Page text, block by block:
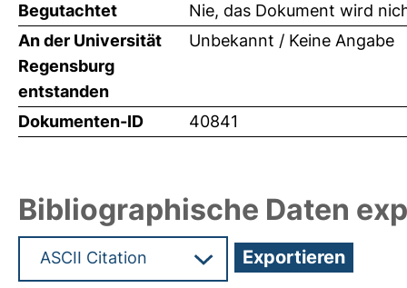
Begutachtet
Nie, das Dokument wird
An der Universität
Regensburg
entstanden
Unbekannt / Keine Angabe
Dokumenten-ID 40841
Bibliographische Daten